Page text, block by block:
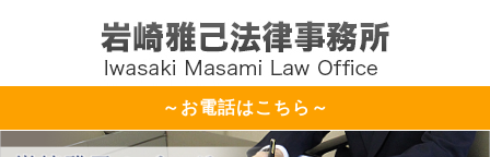
～お電話はこちら～